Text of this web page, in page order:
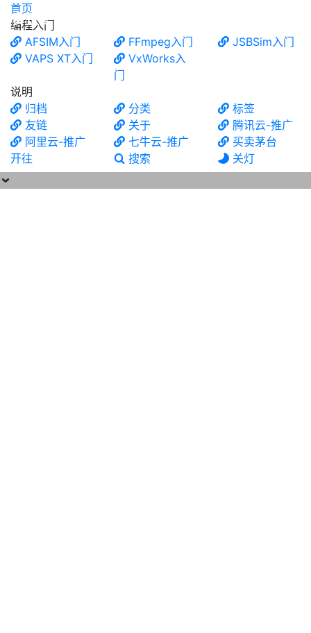
食铁兽
首页
编程入门
AFSIM入门
FFmpeg入门
JSBSim入门
VAPS XT入门
VxWorks入
门
说明
归档
分类
标签
友链
关于
腾讯云-推广
阿里云-推广
七牛云-推广
买卖茅台
开往
搜索 关灯